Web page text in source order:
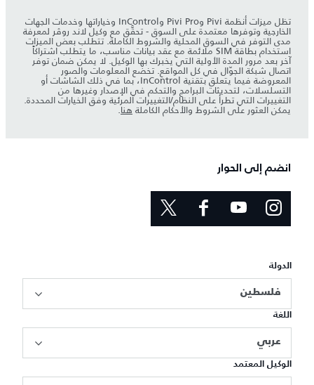
تظل ميزات أنظمة Pivi وPivi Pro وInControl وخياراتها وخدمات الجهات
الخارجية وتوفرها معتمدة على السوق - تحقَّق مع وكيل لاند روڤر لمعرفة
مدى التوفر في السوق المحلية والشروط الكاملة. تتطلب بعض الميزات
استخدام بطاقة SIM ملائمة مع عقد بيانات مناسب، ما يتطلب اشتراكاً
آخر بعد مرور المدة الأولية التي يخبرك بها الوكيل. لا يمكن ضمان توفر
اتصال شبكة الجوّال في كل المواقع. تخضع المعلومات والصور
المعروضة فيما يتعلق بتقنية InControl، بما في ذلك الشاشات أو
التسلسلات، لتحديثات البرامج والتحكم في الإصدار وغيرها من
التغييرات التي تطرأ على النظام/التغييرات المرئية وفق الخيارات المحددة.
يمكن العثور على الشروط والأحكام الكاملة هنا.
انضم إلى الحوار
الدولة
فلسطين
اللغة
عربي
الوكيل المعتمد